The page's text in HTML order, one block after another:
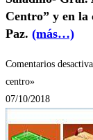
Centro” y en la
Paz. (más…)
Comentarios
centro»
07/10/2018